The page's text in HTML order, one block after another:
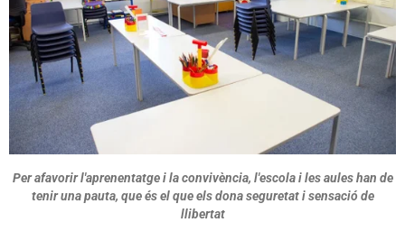
Per afavorir l'aprenentatge i la convivència, l'escola i les aules han de
tenir una pauta, que és el que els dona seguretat i sensació de
llibertat